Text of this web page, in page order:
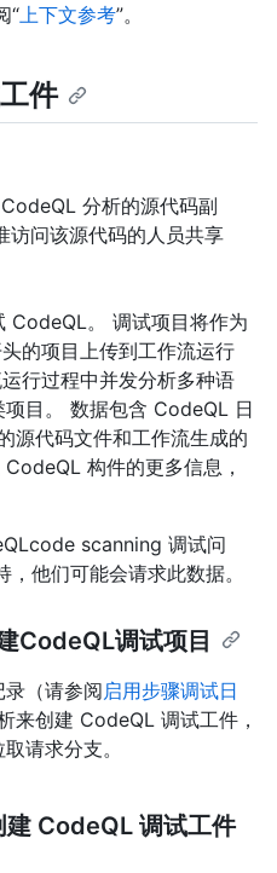
“上下文参考”。
件
分析的源代码副
访问该源代码的人员共享
CodeQL。 调试项目将作为
的项目上传到工作流运行
行过程中并发分析多种语
目。 数据包含 CodeQL 日
源代码文件和工作流生成的
构件的更多信息，
scanning 调试问
他们可能会请求此数据。
CodeQL调试项目
（请参阅启用步骤调试日
来创建 CodeQL 调试工件，
请求分支。
CodeQL 调试工件